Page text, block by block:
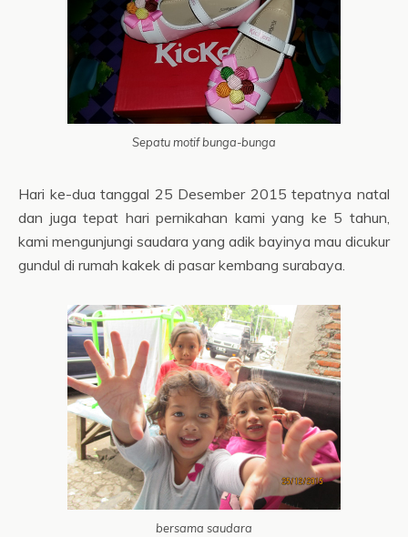
Sepatu motif bunga-bunga
Hari ke-dua tanggal 25 Desember 2015 tepatnya natal
dan juga tepat hari pernikahan kami yang ke 5 tahun,
kami mengunjungi saudara yang adik bayinya mau dicukur
gundul di rumah kakek di pasar kembang surabaya.
bersama saudara